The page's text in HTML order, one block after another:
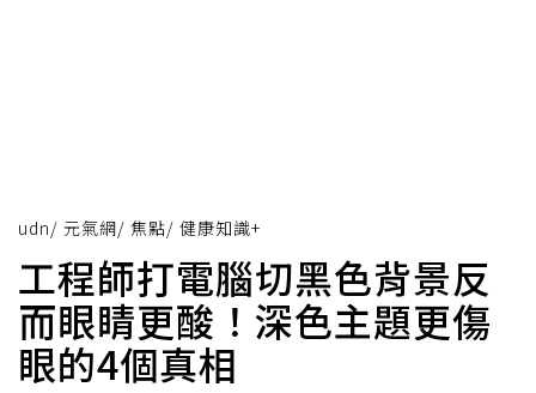
udn/ 元氣網/ 焦點/ 健康知識+
工程師打電腦切黑色背景反
而眼睛更酸！深色主題更傷
眼的4個真相